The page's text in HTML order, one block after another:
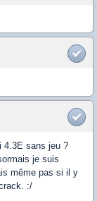
4.3E sans jeu ?
je suis
même pas si il y
:/